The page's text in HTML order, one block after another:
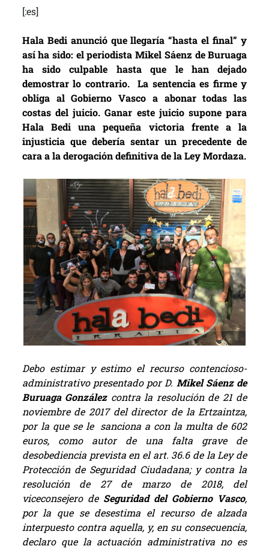
[:es]
Hala Bedi anunció que llegaría “hasta el final” y
así ha sido: el periodista Mikel Sáenz de Buruaga
ha sido culpable hasta que le han dejado
demostrar lo contrario. La sentencia es firme y
obliga al Gobierno Vasco a abonar todas las
costas del juicio. Ganar este juicio supone para
Hala Bedi una pequeña victoria frente a la
injusticia que debería sentar un precedente de
cara a la derogación definitiva de la Ley Mordaza.
Debo estimar y estimo el recurso contencioso-
administrativo presentado por D. Mikel Sáenz de
Buruaga Gonzálezcontra la resolución de 21 de
noviembre de 2017 del director de la Ertzaintza,
por la que se le sanciona a con la multa de 602
euros, como autor de una falta grave de
desobediencia prevista en el art. 36.6 de la Ley de
Protección de Seguridad Ciudadana; y contra la
resolución de 27 de marzo de 2018, del
viceconsejero deSeguridad del Gobierno Vasco,
por la que se desestima el recurso de alzada
interpuesto contra aquella, y, en su consecuencia,
declaro que la actuación administrativa no es